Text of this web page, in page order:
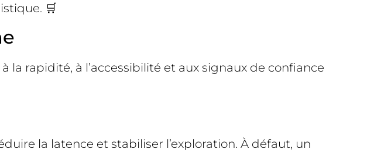
🛒
la rapidité, à l’accessibilité et aux signaux de confiance
la latence et stabiliser l’exploration. À défaut, un